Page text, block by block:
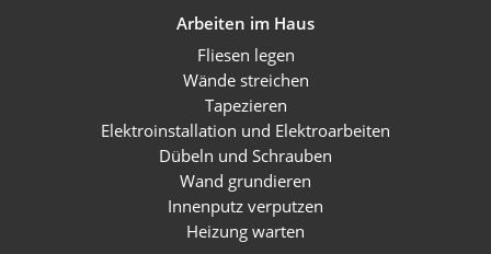
Arbeiten im Haus
Fliesen legen
Wände streichen
Tapezieren
Elektroinstallation und Elektroarbeiten
Dübeln und Schrauben
Wand grundieren
Innenputz verputzen
Heizung warten